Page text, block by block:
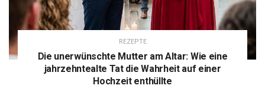
REZEPTE
Die unerwünschte Mutter am Altar: Wie eine
jahrzehntealte Tat die Wahrheit auf einer
Hochzeit enthüllte